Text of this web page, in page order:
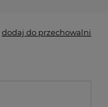
dodaj do przechowalni